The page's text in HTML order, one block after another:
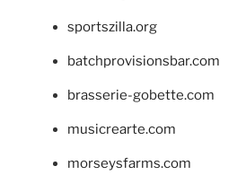
sportszilla.org
batchprovisionsbar.com
brasserie-gobette.com
musicrearte.com
morseysfarms.com